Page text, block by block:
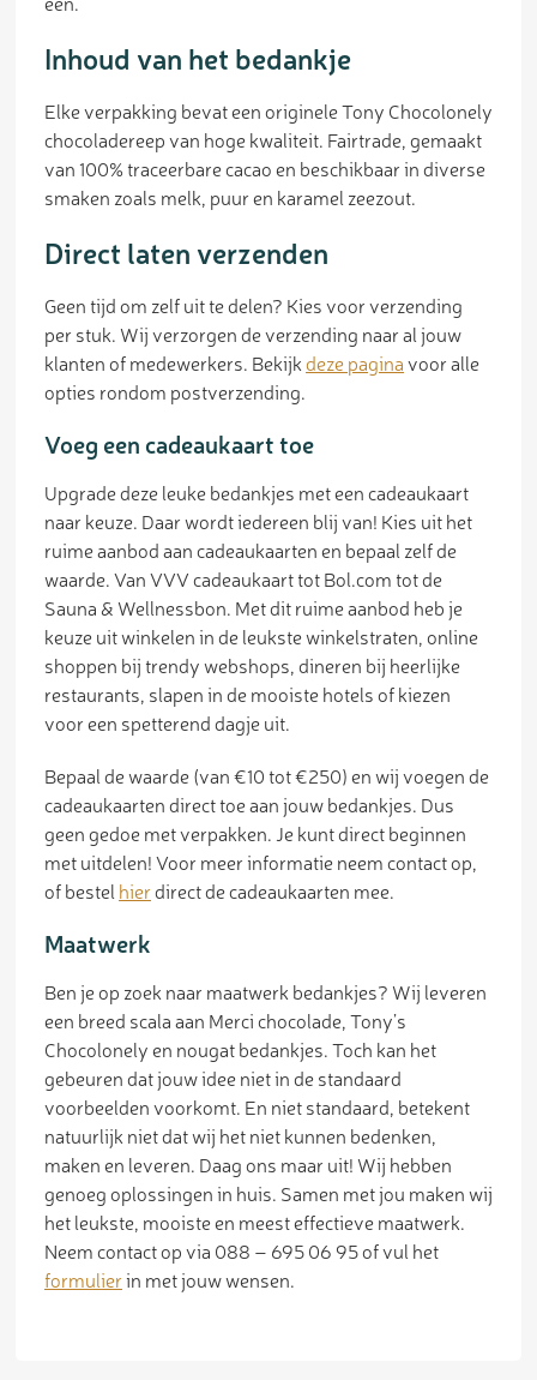
Inhoud van het bedankje
Elke verpakking bevat een originele Tony Chocolonely
chocoladereep van hoge kwaliteit. Fairtrade, gemaakt
van 100% traceerbare cacao en beschikbaar in diverse
smaken zoals melk, puur en karamel zeezout.
Direct laten verzenden
Geen tijd om zelf uit te delen? Kies voor verzending
per stuk. Wij verzorgen de verzending naar al jouw
klanten of medewerkers. Bekijkdeze paginavoor alle
opties rondom postverzending.
Voeg een cadeaukaart toe
Upgrade deze leuke bedankjes met een cadeaukaart
naar keuze. Daar wordt iedereen blij van! Kies uit het
ruime aanbod aan cadeaukaarten en bepaal zelf de
waarde. Van VVV cadeaukaart tot Bol.com tot de
Sauna & Wellnessbon. Met dit ruime aanbod heb je
keuze uit winkelen in de leukste winkelstraten, online
shoppen bij trendy webshops, dineren bij heerlijke
restaurants, slapen in de mooiste hotels of kiezen
voor een spetterend dagje uit.
Bepaal de waarde (van €10 tot €250) en wij voegen de
cadeaukaarten direct toe aan jouw bedankjes. Dus
geen gedoe met verpakken. Je kunt direct beginnen
met uitdelen! Voor meer informatie neem contact op,
of bestel hierdirect de cadeaukaarten mee.
Maatwerk
Ben je op zoek naar maatwerk bedankjes? Wij leveren
een breed scala aan Merci chocolade, Tony’s
Chocolonely en nougat bedankjes. Toch kan het
gebeuren dat jouw idee niet in de standaard
voorbeelden voorkomt. En niet standaard, betekent
natuurlijk niet dat wij het niet kunnen bedenken,
maken en leveren. Daag ons maar uit! Wij hebben
genoeg oplossingen in huis. Samen met jou maken wij
het leukste, mooiste en meest effectieve maatwerk.
Neem contact op via 088 – 695 06 95 of vul het
formulierin met jouw wensen.